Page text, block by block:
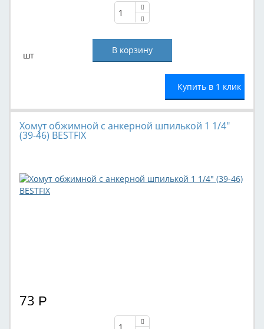
шт
Купить в 1 клик
Хомут обжимной с анкерной шпилькой 1 1/4"
(39-46) BESTFIX
73 Р